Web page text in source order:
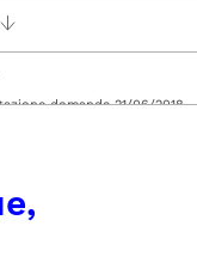
domande 21/06/2018